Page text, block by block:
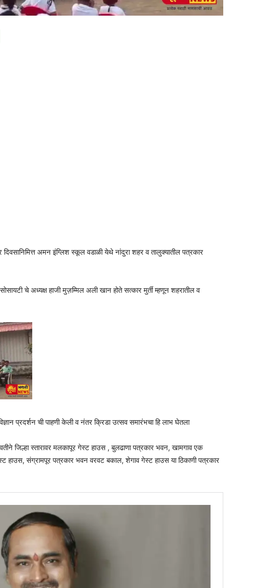
दिवसानिमित्त अमन इंग्लिश स्कूल वडाळी येथे नांदुरा शहर व तालुक्यातील पत्रकार
चे अध्यक्ष हाजी मुज़म्मिल अली खान होते सत्कार मुर्ती म्हणून शहरातील व
प्रदर्शन ची पाहणी केली व नंतर क्रिडा उत्सव समारंभचा हि लाभ घेतला
वतीने जिल्हा स्तारावर मलकापूर गेस्ट हाउस , बुलढाणा पत्रकार भवन, खामगाव एक
हाउस, संग्रामपूर पत्रकार भवन वरवट बकाल, शेगाव गेस्ट हाउस या ठिकाणी पत्रकार